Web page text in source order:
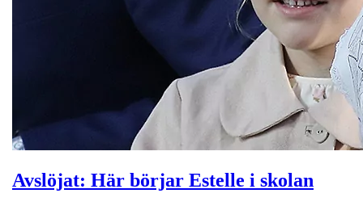
Avslöjat: Här börjar Estelle i skolan